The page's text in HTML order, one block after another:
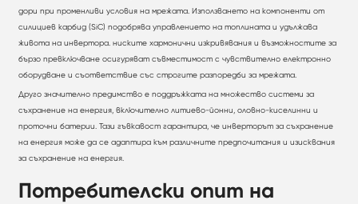
дори при променливи условия на мрежата. Използването на компоненти от
силициев карбид (SiC) подобрява управлението на топлината и удължава
живота на инвертора. ниските хармонични изкривявания и възможностите за
бързо превключване осигуряват съвместимост с чувствително електронно
оборудване и съответствие със строгите разпоредби за мрежата.
Друго значително предимство е поддръжката на множество системи за
съхранение на енергия, включително литиево-йонни, оловно-киселинни и
проточни батерии. Тази гъвкавост гарантира, че инверторът за съхранение
на енергия може да се адаптира към различните предпочитания и изисквания
за съхранение на енергия.
Потребителски опит на